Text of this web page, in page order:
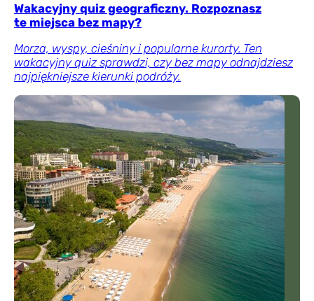
Wakacyjny quiz geograficzny. Rozpoznasz
te miejsca bez mapy?
Morza, wyspy, cieśniny i popularne kurorty. Ten
wakacyjny quiz sprawdzi, czy bez mapy odnajdziesz
najpiękniejsze kierunki podróży.